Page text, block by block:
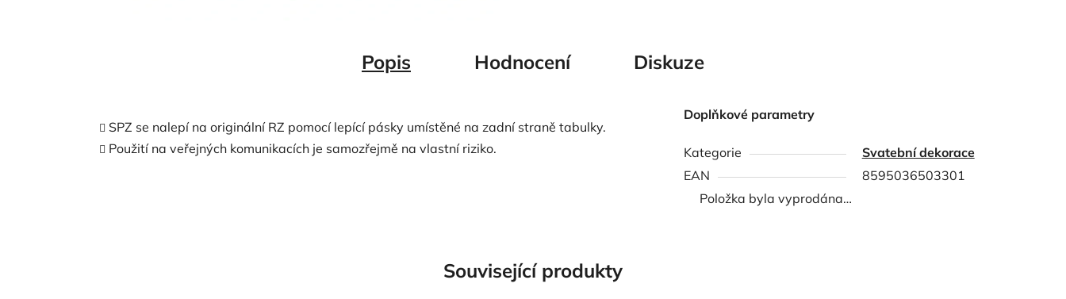
Popis Hodnocení Diskuze
SPZ se nalepí na originální RZ pomocí lepící pásky umístěné na zadní straně tabulky.
Použití na veřejných komunikacích je samozřejmě na vlastní riziko.
Doplňkové parametry
Kategorie
Svatební dekorace
EAN
8595036503301
Položka byla vyprodána…
Související produkty